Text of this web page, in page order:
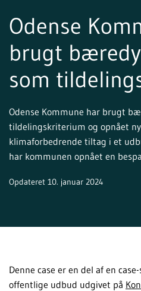
Odense
brugt
som
Odense Kommune har brugt
tildelingskriterium og opnået
klimaforbedrende tiltag i et
har kommunen opnået en
Opdateret 10. januar 2024
Denne case er en del af en
offentlige udbud udgivet på